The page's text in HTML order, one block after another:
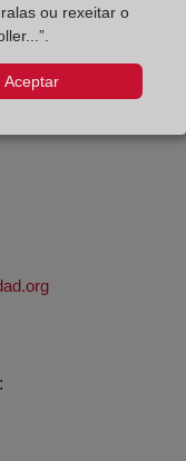
horas
a 14:00 horas
ou rexeitar o
Aceptar